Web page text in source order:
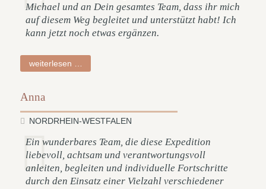
Michael und an Dein gesamtes Team, dass ihr mich
auf diesem Weg begleitet und unterstützt habt! Ich
kann jetzt noch etwas ergänzen.
weiterlesen …
Anna
NORDRHEIN-WESTFALEN
Ein wunderbares Team, die diese Expedition
liebevoll, achtsam und verantwortungsvoll
anleiten, begleiten und individuelle Fortschritte
durch den Einsatz einer Vielzahl verschiedener